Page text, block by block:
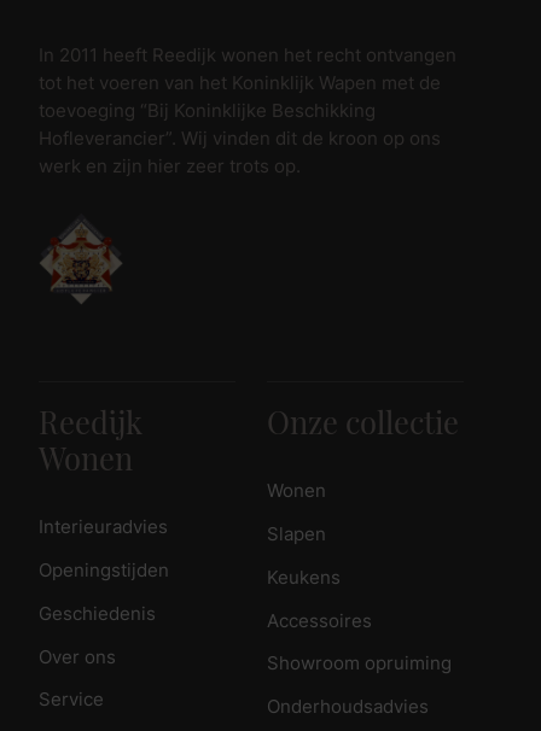
In 2011 heeft Reedijk wonen het recht ontvangen
tot het voeren van het Koninklijk Wapen met de
toevoeging “Bij Koninklijke Beschikking
Hofleverancier”. Wij vinden dit de kroon op ons
werk en zijn hier zeer trots op.
Reedijk
Wonen
Interieuradvies
Openingstijden
Geschiedenis
Over ons
Service
Onze collectie
Wonen
Slapen
Keukens
Accessoires
Showroom opruiming
Onderhoudsadvies